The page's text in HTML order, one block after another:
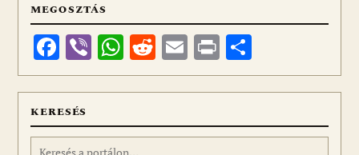
MEGOSZTÁS
Facebook
ViberWhatsApp
Reddit
Email
Print
meg
KERESÉS
Keresés: